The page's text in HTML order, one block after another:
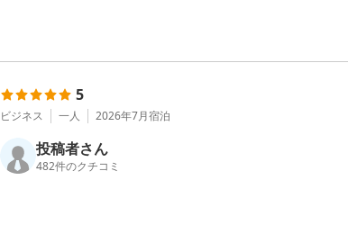
5
ビジネス 一人 2026年7月宿泊
投稿者さん
482件のクチコミ